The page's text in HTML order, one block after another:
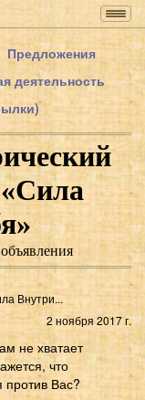
Предложения
деятельность
Внутри...
2 ноября 2017 г.
не хватает
что
против Вас?